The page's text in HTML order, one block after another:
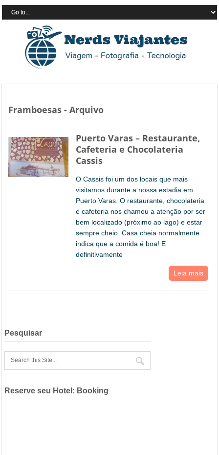
Framboesas - Arquivo
Puerto Varas – Restaurante,
Cafeteria e Chocolateria
Cassis
O Cassis foi um dos locais que mais
visitamos durante a nossa estadia em
Puerto Varas. O restaurante, chocolateria
e cafeteria nos chamou a atenção por ser
bem localizado (próximo ao lago) e estar
sempre cheio. Casa cheia normalmente
indica que a comida é boa! E
definitivamente
Leia mais
Pesquisar
Reserve seu Hotel: Booking